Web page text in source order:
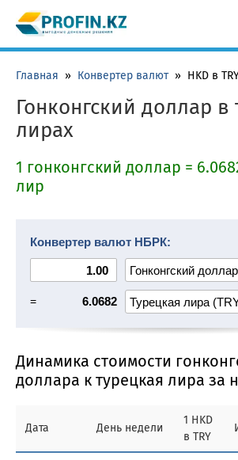
Главная » Конвертер валют » HKD в
Гонконгский доллар в
лирах
1 гонконгский доллар =
лир
Конвертер валют НБРК:
= 6.0682
Динамика стоимости
доллара к турецкая лира за
Дата День недели
1 HKD
в TRY